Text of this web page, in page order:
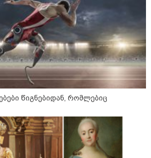
გვჭირდება" - დონალდ
Patriot-ის
13:24 / 07-08-2026
ევროპაში საწვავის ფასები
მკვეთრად შეიცვალა - რომელ
09:05 / 07-08-2026
წიგნებიდან, რომლებიც